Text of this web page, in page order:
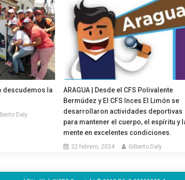
descudemos la
Daly
ARAGUA | Desde el CFS Polivalente
Bermúdez y El CFS Inces El Limón se
desarrollaron actividades deportivas
para mantener el cuerpo, el espíritu y
mente en excelentes condiciones.
22 febrero, 2024 Gilberto Daly